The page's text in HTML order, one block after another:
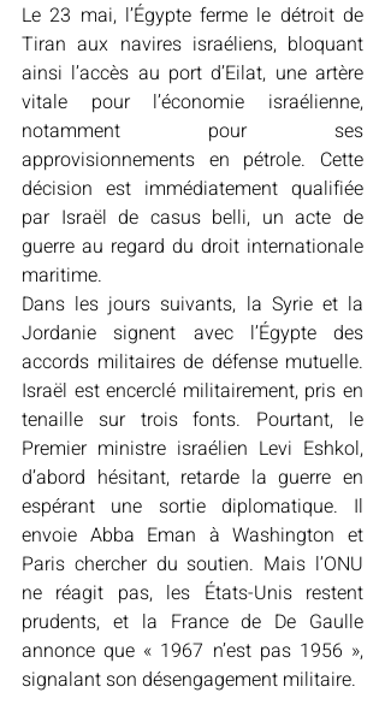
Le 23 mai, l’Égypte ferme le détroit de
Tiran aux navires israéliens, bloquant
ainsi l’accès au port d’Eilat, une artère
vitale pour l’économie israélienne,
notamment pour ses
approvisionnements en pétrole. Cette
décision est immédiatement qualifiée
par Israël de casus belli, un acte de
guerre au regard du droit internationale
maritime.
Dans les jours suivants, la Syrie et la
Jordanie signent avec l’Égypte des
accords militaires de défense mutuelle.
Israël est encerclé militairement, pris en
tenaille sur trois fonts. Pourtant, le
Premier ministre israélien Levi Eshkol,
d’abord hésitant, retarde la guerre en
espérant une sortie diplomatique. Il
envoie Abba Eman à Washington et
Paris chercher du soutien. Mais l’ONU
ne réagit pas, les États-Unis restent
prudents, et la France de De Gaulle
annonce que « 1967 n’est pas 1956 »,
signalant son désengagement militaire.